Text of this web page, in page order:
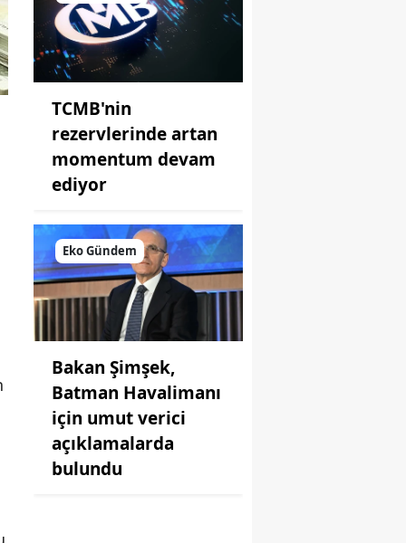
TCMB'nin
rezervlerinde artan
momentum devam
ediyor
Eko Gündem
Bakan Şimşek,
Batman Havalimanı
için umut verici
açıklamalarda
bulundu